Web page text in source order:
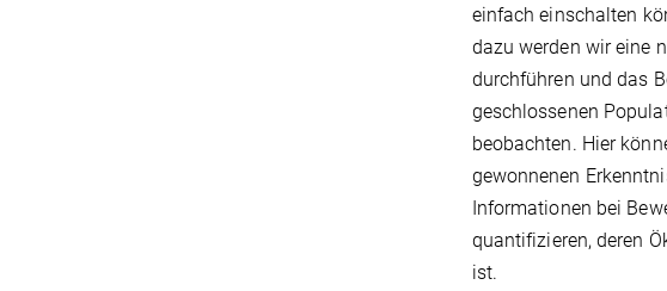
einfach einschalten
dazu werden wir eine
durchführen und das
geschlossenen
beobachten. Hier
gewonnenen
Informationen bei
quantifizieren, deren
ist.